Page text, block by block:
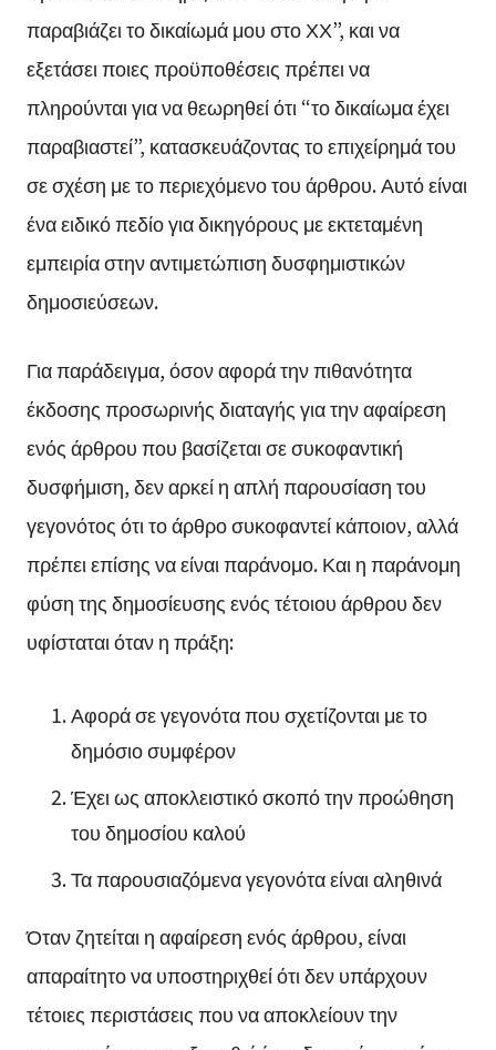
παραβιάζει το δικαίωμά μου στο ΧΧ”, και να
εξετάσει ποιες προϋποθέσεις πρέπει να
πληρούνται για να θεωρηθεί ότι “το δικαίωμα έχει
παραβιαστεί”, κατασκευάζοντας το επιχείρημά του
σε σχέση με το περιεχόμενο του άρθρου. Αυτό είναι
ένα ειδικό πεδίο για δικηγόρους με εκτεταμένη
εμπειρία στην αντιμετώπιση δυσφημιστικών
δημοσιεύσεων.
Για παράδειγμα, όσον αφορά την πιθανότητα
έκδοσης προσωρινής διαταγής για την αφαίρεση
ενός άρθρου που βασίζεται σε συκοφαντική
δυσφήμιση, δεν αρκεί η απλή παρουσίαση του
γεγονότος ότι το άρθρο συκοφαντεί κάποιον, αλλά
πρέπει επίσης να είναι παράνομο. Και η παράνομη
φύση της δημοσίευσης ενός τέτοιου άρθρου δεν
υφίσταται όταν η πράξη:
Αφορά σε γεγονότα που σχετίζονται με το
δημόσιο συμφέρον
Έχει ως αποκλειστικό σκοπό την προώθηση
του δημοσίου καλού
Τα παρουσιαζόμενα γεγονότα είναι αληθινά
Όταν ζητείται η αφαίρεση ενός άρθρου, είναι
απαραίτητο να υποστηριχθεί ότι δεν υπάρχουν
τέτοιες περιστάσεις που να αποκλείουν την